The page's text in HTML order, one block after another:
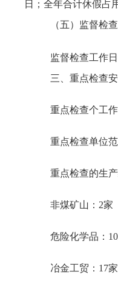
日；全年合计休假占
（五）监督检
监督检查工作
三、重点检查
重点检查个工
重点检查单位
重点检查的生
非煤矿山：2家
危险化学品：
冶金工贸：17家